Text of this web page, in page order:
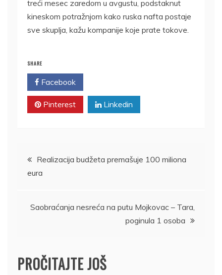
treći mesec zaredom u avgustu, podstaknut
kineskom potražnjom kako ruska nafta postaje
sve skuplja, kažu kompanije koje prate tokove.
SHARE
Facebook
Pinterest Linkedin
Kretanje
članka
Realizacija budžeta premašuje 100 miliona
eura
Saobraćanja nesreća na putu Mojkovac – Tara,
poginula 1 osoba
PROČITAJTE JOŠ